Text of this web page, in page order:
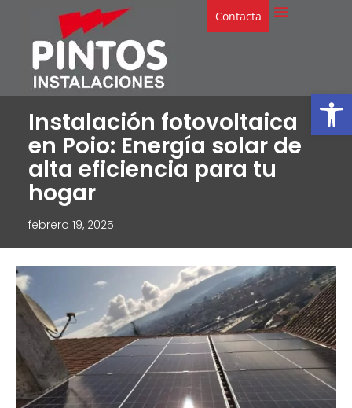
Abrir
Contacta
Instalación fotovoltaica
en Poio: Energía solar de
alta eficiencia para tu
hogar
febrero 19, 2025